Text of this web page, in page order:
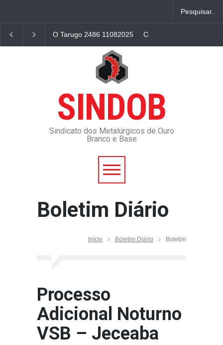
O Tarugo 2486 11082025 Contribuição
SINDOB
Sindicato dos Metalúrgicos de Ouro
Branco e Base
Boletim Diário
Início Boletim Diário Boletim
Processo
Adicional Noturno
VSB – Jeceaba